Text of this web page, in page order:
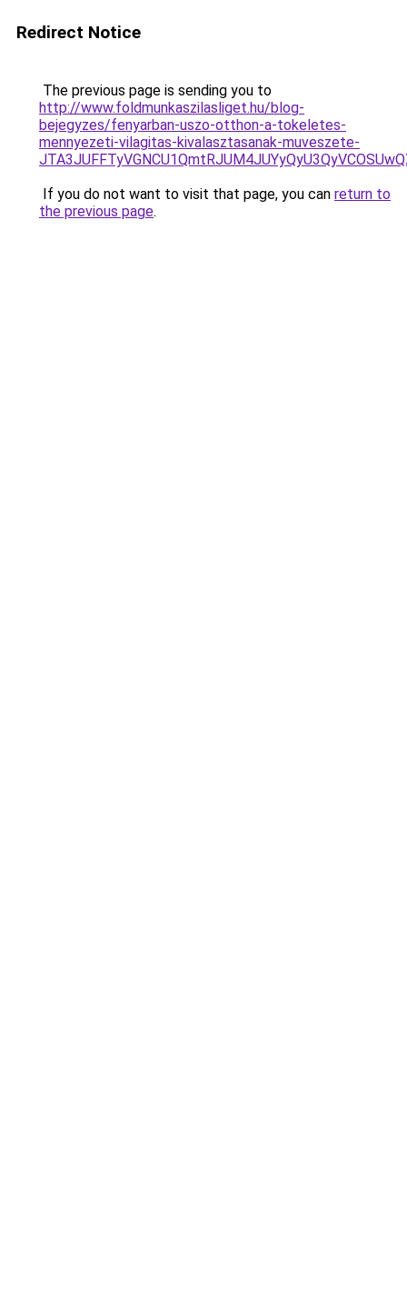
Redirect Notice
The previous page is sending you to
http://www.foldmunkaszilasliget.hu/blog-
bejegyzes/fenyarban-uszo-otthon-a-tokeletes-
mennyezeti-vilagitas-kivalasztasanak-muveszete-
If you do not want to visit that page, you can return to
the previous page.